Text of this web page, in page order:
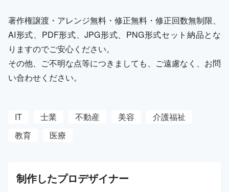
著作権譲渡・アレンジ無料・修正無料・修正回数無制限、
AI形式、PDF形式、JPG形式、PNG形式セット納品とな
りますのでご安心ください。
その他、ご不明な点等につきましても、ご遠慮なく、お問
い合わせください。
IT 士業 不動産 美容
介護福祉
教育
医療
制作したプロデザイナー